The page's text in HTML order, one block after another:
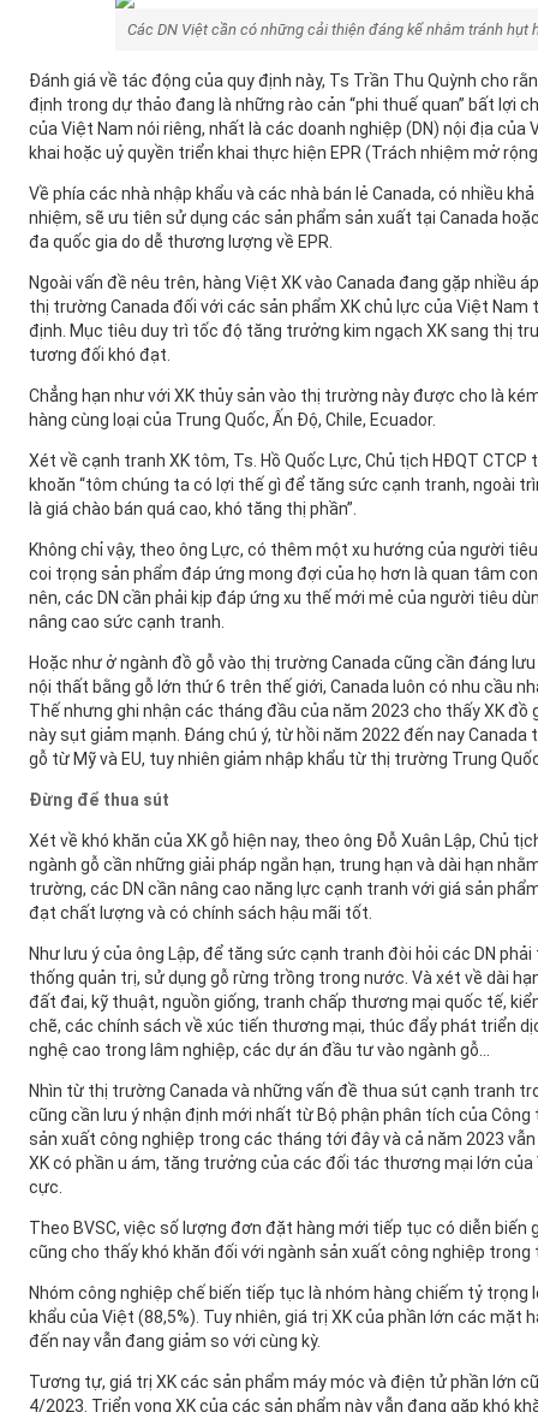
Các DN Việt cần có những cải thiện đáng kể nhằm tránh hụt
Đánh giá về tác động của quy định này, Ts Trần Thu Quỳnh cho
định trong dự thảo đang là những rào cản “phi thuế quan” bất lợi
của Việt Nam nói riêng, nhất là các doanh nghiệp (DN) nội địa của
khai hoặc uỷ quyền triển khai thực hiện EPR (Trách nhiệm mở
Về phía các nhà nhập khẩu và các nhà bán lẻ Canada, có nhiều
nhiệm, sẽ ưu tiên sử dụng các sản phẩm sản xuất tại Canada
đa quốc gia do dễ thương lượng về EPR.
Ngoài vấn đề nêu trên, hàng Việt XK vào Canada đang gặp nhiều
thị trường Canada đối với các sản phẩm XK chủ lực của Việt
định. Mục tiêu duy trì tốc độ tăng trưởng kim ngạch XK sang thị
tương đối khó đạt.
Chẳng hạn như với XK thủy sản vào thị trường này được cho là
hàng cùng loại của Trung Quốc, Ấn Độ, Chile, Ecuador.
Xét về cạnh tranh XK tôm, Ts. Hồ Quốc Lực, Chủ tịch HĐQT CTCP
khoăn “tôm chúng ta có lợi thế gì để tăng sức cạnh tranh, ngoài
là giá chào bán quá cao, khó tăng thị phần”.
Không chỉ vậy, theo ông Lực, có thêm một xu hướng của người
coi trọng sản phẩm đáp ứng mong đợi của họ hơn là quan tâm
nên, các DN cần phải kịp đáp ứng xu thế mới mẻ của người tiêu
nâng cao sức cạnh tranh.
Hoặc như ở ngành đồ gỗ vào thị trường Canada cũng cần đáng
nội thất bằng gỗ lớn thứ 6 trên thế giới, Canada luôn có nhu cầu
Thế nhưng ghi nhận các tháng đầu của năm 2023 cho thấy XK
này sụt giảm mạnh. Đáng chú ý, từ hồi năm 2022 đến nay
gỗ từ Mỹ và EU, tuy nhiên giảm nhập khẩu từ thị trường Trung
Đừng để thua sút
Xét về khó khăn của XK gỗ hiện nay, theo ông Đỗ Xuân Lập, Chủ
ngành gỗ cần những giải pháp ngắn hạn, trung hạn và dài hạn
trường, các DN cần nâng cao năng lực cạnh tranh với giá sản
đạt chất lượng và có chính sách hậu mãi tốt.
Như lưu ý của ông Lập, để tăng sức cạnh tranh đòi hỏi các DN
thống quản trị, sử dụng gỗ rừng trồng trong nước. Và xét về dài
đất đai, kỹ thuật, nguồn giống, tranh chấp thương mại quốc tế,
chẽ, các chính sách về xúc tiến thương mại, thúc đẩy phát triển
nghệ cao trong lâm nghiệp, các dự án đầu tư vào ngành gỗ...
Nhìn từ thị trường Canada và những vấn đề thua sút cạnh tranh
cũng cần lưu ý nhận định mới nhất từ Bộ phận phân tích của Công
sản xuất công nghiệp trong các tháng tới đây và cả năm 2023
XK có phần u ám, tăng trưởng của các đối tác thương mại lớn của
cực.
Theo BVSC, việc số lượng đơn đặt hàng mới tiếp tục có diễn
cũng cho thấy khó khăn đối với ngành sản xuất công nghiệp trong
Nhóm công nghiệp chế biến tiếp tục là nhóm hàng chiếm tỷ
khẩu của Việt (88,5%). Tuy nhiên, giá trị XK của phần lớn các mặt
đến nay vẫn đang giảm so với cùng kỳ.
Tương tự, giá trị XK các sản phẩm máy móc và điện tử phần lớn
4/2023. Triển vọng XK của các sản phẩm này vẫn đang gặp khó